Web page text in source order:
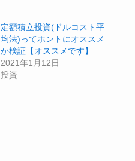
定額積立投資(ドルコスト平
均法)ってホントにオススメ
か検証【オススメです】
2021年1月12日
投資